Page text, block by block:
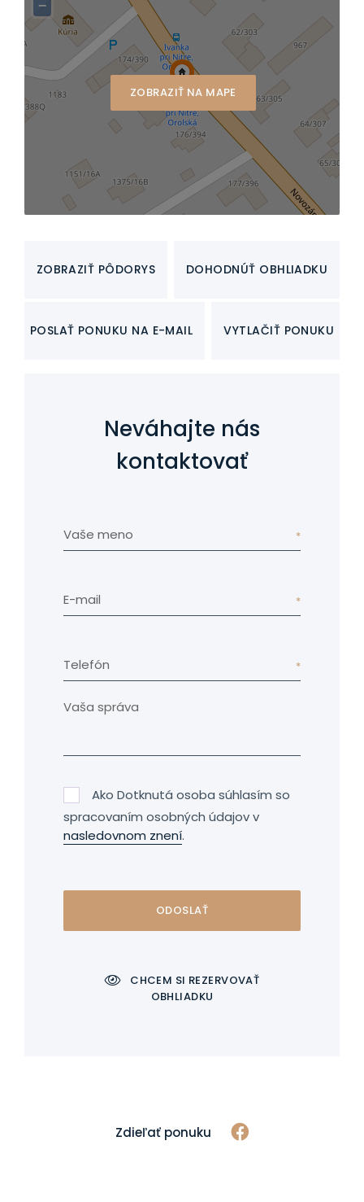
ZOBRAZIŤ NA MAPE
−
ZOBRAZIŤ PÔDORYS DOHODNÚŤ OBHLIADKU
POSLAŤ PONUKU NA E-MAIL VYTLAČIŤ PONUKU
Neváhajte nás
kontaktovať
Vaše meno
E-mail
Telefón
Ako Dotknutá osoba súhlasím so
spracovaním osobných údajov v
nasledovnom znení.
ODOSLAŤ
CHCEM SI REZERVOVAŤ
OBHLIADKU
Zdieľať ponuku